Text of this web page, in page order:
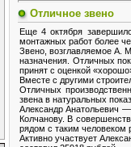
Отличное звено
Еще 4 октября
монтажных работ более
Звено, возглавляемое А.
назначения. Отличных
принят с оценкой
Вместе с другими
Отличных
звена в натуральных
Александр Анатольевич
Колчанову. В
рядом с таким человеком
Активно участвует